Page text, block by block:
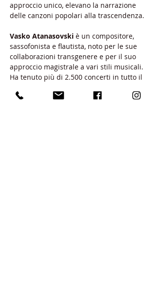
approccio unico, elevano la narrazione
delle canzoni popolari alla trascendenza.
Vasko Atanasovski è un compositore,
sassofonista e flautista, noto per le sue
collaborazioni transgenere e per il suo
approccio magistrale a vari stili musicali.
Ha tenuto più di 2.500 concerti in tutto il
composizioni per progetti concertistici,